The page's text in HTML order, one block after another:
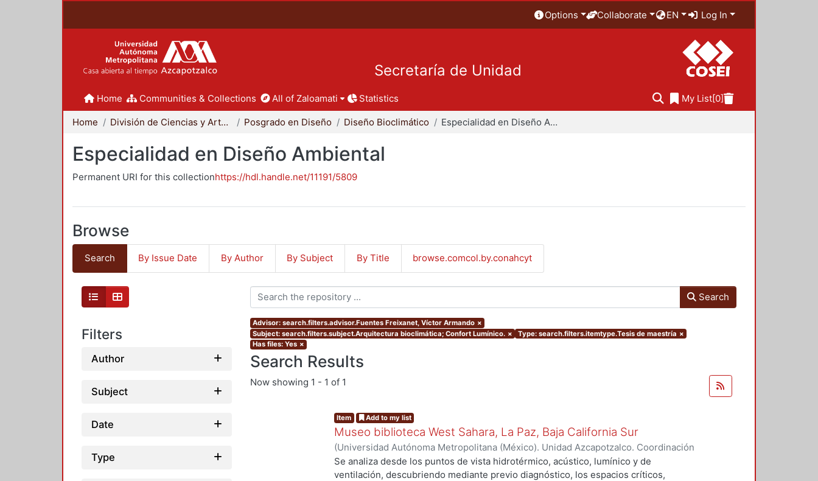
Options Collaborate EN Log In
Secretaría de Unidad
Home Communities & Collections All of Zaloamati Statistics My List[0]
Home División de Ciencias y Artes para el Diseño Posgrado en Diseño Diseño Bioclimático Especialidad en Diseño Ambiental
Especialidad en Diseño Ambiental
Permanent URI for this collectionhttps://hdl.handle.net/11191/5809
Browse
Search By Issue Date By Author By Subject By Title browse.comcol.by.conahcyt
Filters
Author
Subject
Date
Type
Search
Advisor: search.filters.advisor.Fuentes Freixanet, Víctor Armando ×
Subject: search.filters.subject.Arquitectura bioclimática; Confort Lumínico. × Type: search.filters.itemtype.Tesis de maestría ×
Has files: Yes ×
Search Results
Now showing 1 - 1 of 1
Item Add to my list
Museo biblioteca West Sahara, La Paz, Baja California Sur
(Universidad Autónoma Metropolitana (México). Unidad Azcapotzalco. Coordinación
de Servicios de Información. ,2005)Canizal Arevalo, Dimpna Marbella
Se analiza desde los puntos de vista hidrotérmico, acústico, lumínico y de
ventilación, descubriendo mediante previo diagnóstico, los espacios críticos,